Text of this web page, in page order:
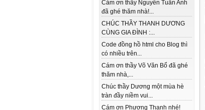
Cám ơn thấy Nguyễn Tuấn Anh
đã ghé thăm nhà!...
CHÚC THẦY THANH DƯƠNG
CÙNG GIA ĐÌNH :...
Code đồng hồ html cho Blog thì
có nhiều trên...
Cám ơn thầy Võ Văn Bổ đã ghé
thăm nhà,...
Chúc thầy Dương một mùa hè
tràn đầy niềm vui...
Cám ơn Phương Thanh nhé!